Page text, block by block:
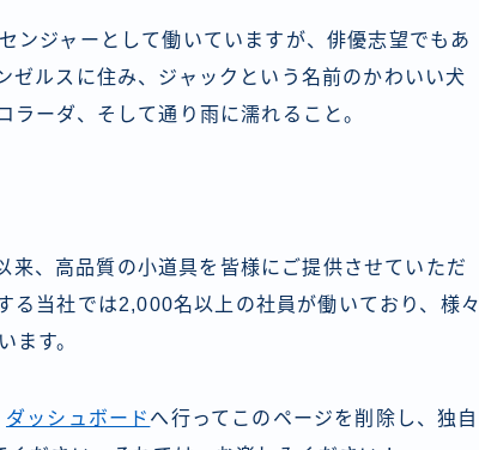
ンジャーとして働いていますが、俳優志望でもあ
ゼルスに住み、ジャックという名前のかわいい犬
ラーダ、そして通り雨に濡れること。
、高品質の小道具を皆様にご提供させていただ
る当社では2,000名以上の社員が働いており、様々
ます。
ダッシュボード へ行ってこのページを削除し、独自